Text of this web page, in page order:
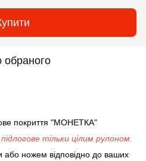
обраного
покриття "МОНЕТКА"
тільки цілим рулоном.
або ножем відповідно до ваших